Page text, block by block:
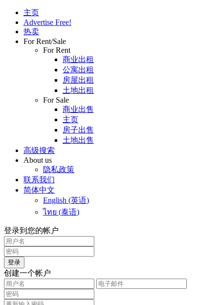
主页
Advertise Free!
热卖
For Rent/Sale
For Rent
商业出租
公寓出租
房屋出租
土地出租
For Sale
商业出售
主页
房子出售
土地出售
高级搜索
About us
隐私政策
联系我们
简体中文
English (英语)
ไทย (泰语)
登录到您的帐户
登录
创建一个帐户